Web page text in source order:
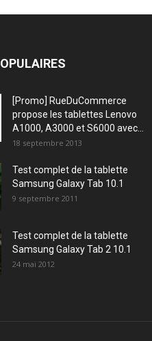
[Promo] RueDuCommerce
propose les tablettes Lenovo
A1000, A3000 et S6000 avec...
18 septembre 2013
Test complet de la tablette
Samsung Galaxy Tab 10.1
9 septembre 2011
Test complet de la tablette
Samsung Galaxy Tab 2 10.1
24 mai 2012